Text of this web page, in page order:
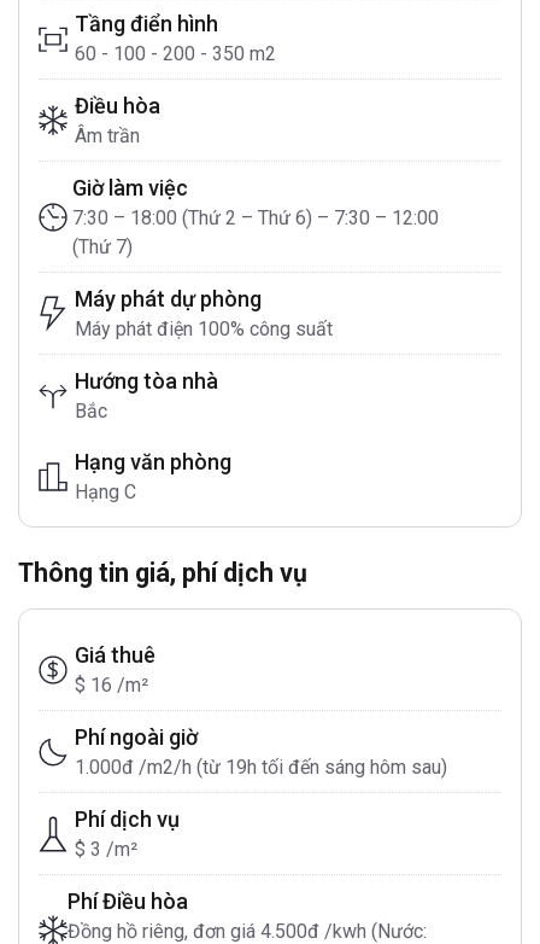
Tầng điển hình
60 - 100 - 200 - 350 m2
Điều hòa
Âm trần
Giờ làm việc
7:30 – 18:00 (Thứ 2 – Thứ 6) – 7:30 – 12:00
(Thứ 7)
Máy phát dự phòng
Máy phát điện 100% công suất
Hướng tòa nhà
Bắc
Hạng văn phòng
Hạng C
Thông tin giá, phí dịch vụ
Giá thuê
$ 16 /m²
Phí ngoài giờ
1.000đ /m2/h (từ 19h tối đến sáng hôm sau)
Phí dịch vụ
$ 3 /m²
Phí Điều hòa
Đồng hồ riêng, đơn giá 4.500đ /kwh (Nước: